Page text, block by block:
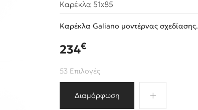
Καρέκλα 51x85
Καρέκλα Galiano μοντέρνας σχεδίασης.
234€
Διαμόρφωση
53 Επιλογές